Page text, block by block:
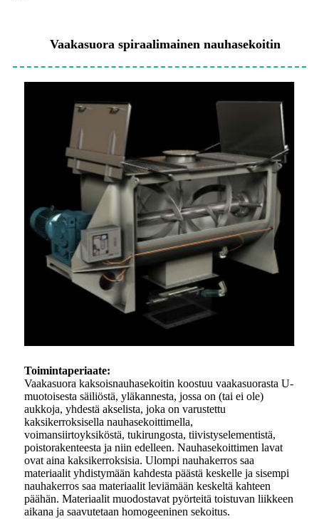
Vaakasuora spiraalimainen nauhasekoitin
Toimintaperiaate:
Vaakasuora kaksoisnauhasekoitin koostuu vaakasuorasta U-
muotoisesta säiliöstä, yläkannesta, jossa on (tai ei ole)
aukkoja, yhdestä akselista, joka on varustettu
kaksikerroksisella nauhasekoittimella,
voimansiirtoyksiköstä, tukirungosta, tiivistyselementistä,
poistorakenteesta ja niin edelleen. Nauhasekoittimen lavat
ovat aina kaksikerroksisia. Ulompi nauhakerros saa
materiaalit yhdistymään kahdesta päästä keskelle ja sisempi
nauhakerros saa materiaalit leviämään keskeltä kahteen
päähän. Materiaalit muodostavat pyörteitä toistuvan liikkeen
aikana ja saavutetaan homogeeninen sekoitus.